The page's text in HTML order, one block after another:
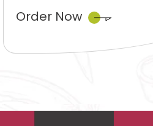
Order Now